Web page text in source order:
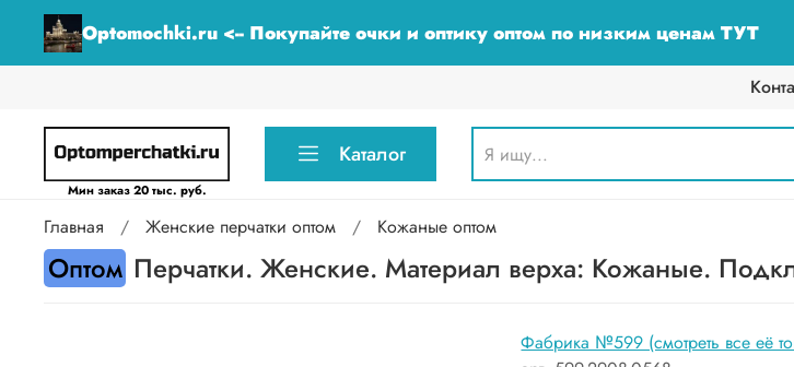
Optomochki.ru <-- Покупайте очки и оптику оптом по низким ценам ТУТ
Мин заказ 20 тыс. руб.
Каталог
Главная Женские перчатки оптом Кожаные оптом
Оптом Перчатки. Женские. Материал верха: Кожаные.
Фабрика №599 (смотреть все её